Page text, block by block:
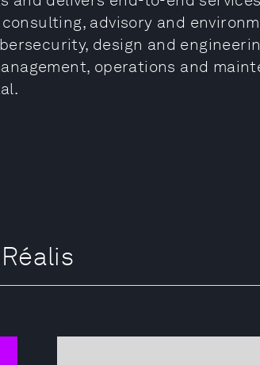
advisory and
design and
operations and